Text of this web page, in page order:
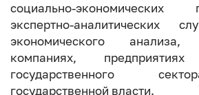
социально-
экспертно-аналитических
экономического анализа,
компаниях,
государственного
государственной власти.